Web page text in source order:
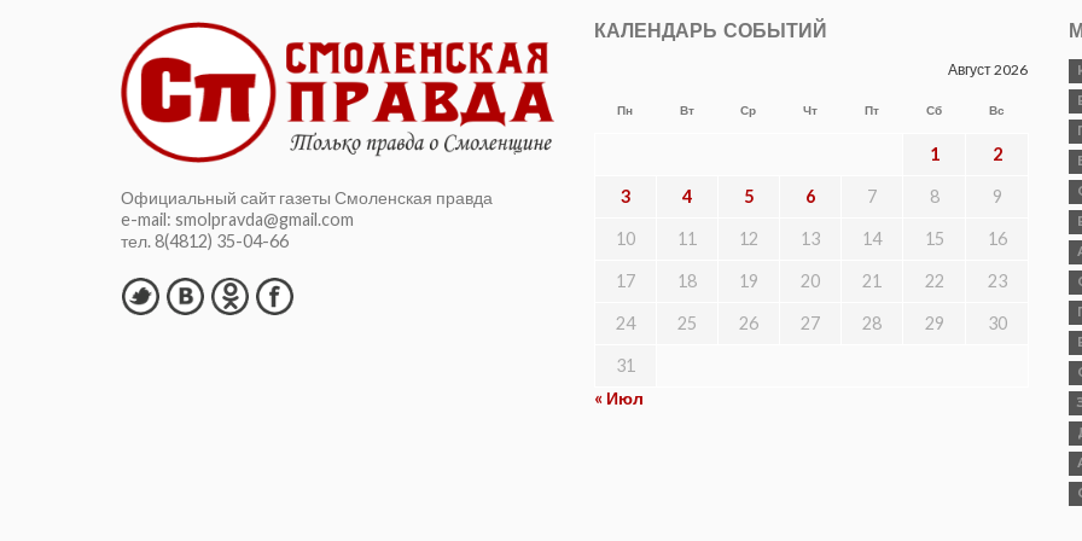
Официальный сайт газеты Смоленская правда
e-mail: smolpravda@gmail.com
тел. 8(4812) 35-04-66
КАЛЕНДАРЬ СОБЫТИЙ
Август 2026
Пн Вт Ср Чт Пт Сб Вс
1 2
3 4 5 6 7 8 9
10 11 12 13 14 15 16
17 18 19 20 21 22 23
24 25 26 27 28 29 30
31
« Июл